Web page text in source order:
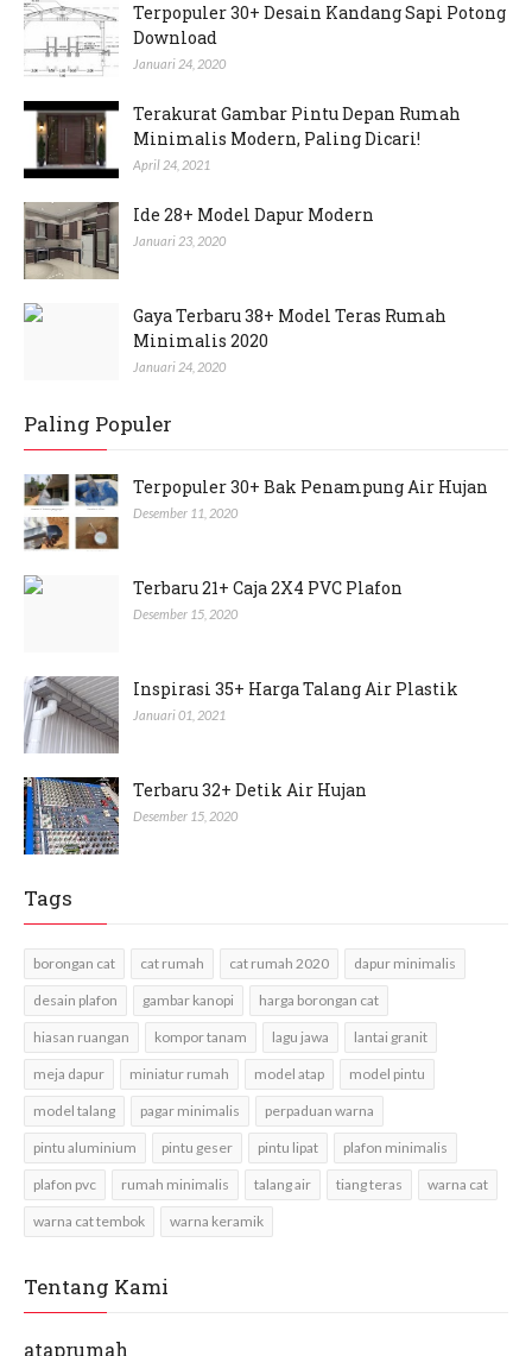
Terpopuler 30+ Desain Kandang Sapi Potong
Download
Januari 24, 2020
Terakurat Gambar Pintu Depan Rumah
Minimalis Modern, Paling Dicari!
April 24, 2021
Ide 28+ Model Dapur Modern
Januari 23, 2020
Gaya Terbaru 38+ Model Teras Rumah
Minimalis 2020
Januari 24, 2020
Paling Populer
Terpopuler 30+ Bak Penampung Air Hujan
Desember 11, 2020
Terbaru 21+ Caja 2X4 PVC Plafon
Desember 15, 2020
Inspirasi 35+ Harga Talang Air Plastik
Januari 01, 2021
Terbaru 32+ Detik Air Hujan
Desember 15, 2020
Tags
borongan cat cat rumah cat rumah 2020 dapur minimalis
desain plafon gambar kanopi harga borongan cat
hiasan ruangan kompor tanam lagu jawa lantai granit
meja dapur miniatur rumah model atap model pintu
model talang pagar minimalis perpaduan warna
pintu aluminium pintu geser pintu lipat plafon minimalis
plafon pvc rumah minimalis talang air tiang teras warna cat
warna cat tembok warna keramik
Tentang Kami
ataprumah